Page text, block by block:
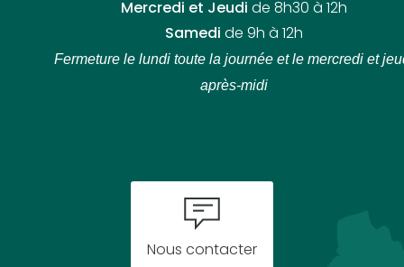
Mercredi et Jeudi de 8h30 à 12h
Samedi de 9h à 12h
Fermeture le lundi toute la journée et le mercredi et
après-midi
Nous contacter